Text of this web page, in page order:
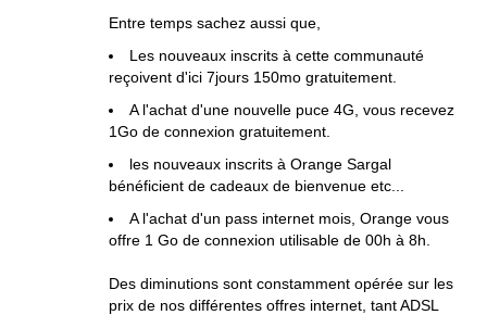
Entre temps sachez aussi que,
Les nouveaux inscrits à cette communauté
reçoivent d'ici 7jours 150mo gratuitement.
A l'achat d'une nouvelle puce 4G, vous recevez
1Go de connexion gratuitement.
les nouveaux inscrits à Orange Sargal
bénéficient de cadeaux de bienvenue etc...
A l'achat d'un pass internet mois, Orange vous
offre 1 Go de connexion utilisable de 00h à 8h.
Des diminutions sont constamment opérée sur les
prix de nos différentes offres internet, tant ADSL